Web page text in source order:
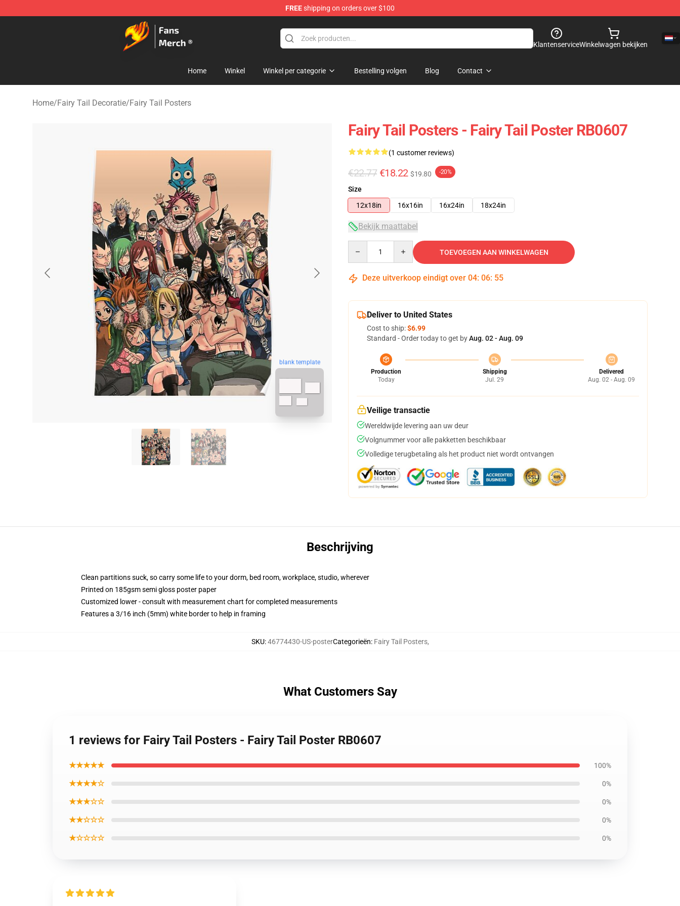
FREEshipping on orders over $100
Fairy Tail Store - Official Fairy Tail Merchandise Shop
KlantenserviceWinkelwagen bekijken
Home Winkel Winkel per categorie Bestelling volgen Blog Contact
Home/Fairy Tail Decoratie/Fairy Tail Posters
blank template
Fairy Tail Posters - Fairy Tail Poster RB0607
(1 customer reviews)
€22.77 €18.22 $19.80 -20%
Size
12x18in
16x16in 16x24in 18x24in
Bekijk maattabel
TOEVOEGEN AAN WINKELWAGEN
Deze uitverkoop eindigt over 04: 06: 54
Deliver to United States
Cost to ship:$6.99
Standard - Order today to get byAug. 02 - Aug. 09
Production
Today
Shipping
Jul. 29
Delivered
Aug. 02 - Aug. 09
Veilige transactie
Wereldwijde levering aan uw deur
Volgnummer voor alle pakketten beschikbaar
Volledige terugbetaling als het product niet wordt ontvangen
Beschrijving
Clean partitions suck, so carry some life to your dorm, bed room, workplace, studio, wherever
Printed on 185gsm semi gloss poster paper
Customized lower - consult with measurement chart for completed measurements
Features a 3/16 inch (5mm) white border to help in framing
SKU:46774430-US-posterCategorieën: Fairy Tail Posters,
What Customers Say
1 reviews for Fairy Tail Posters - Fairy Tail Poster RB0607
★★★★★ 100%
★★★★☆ 0%
★★★☆☆ 0%
★★☆☆☆ 0%
★☆☆☆☆ 0%